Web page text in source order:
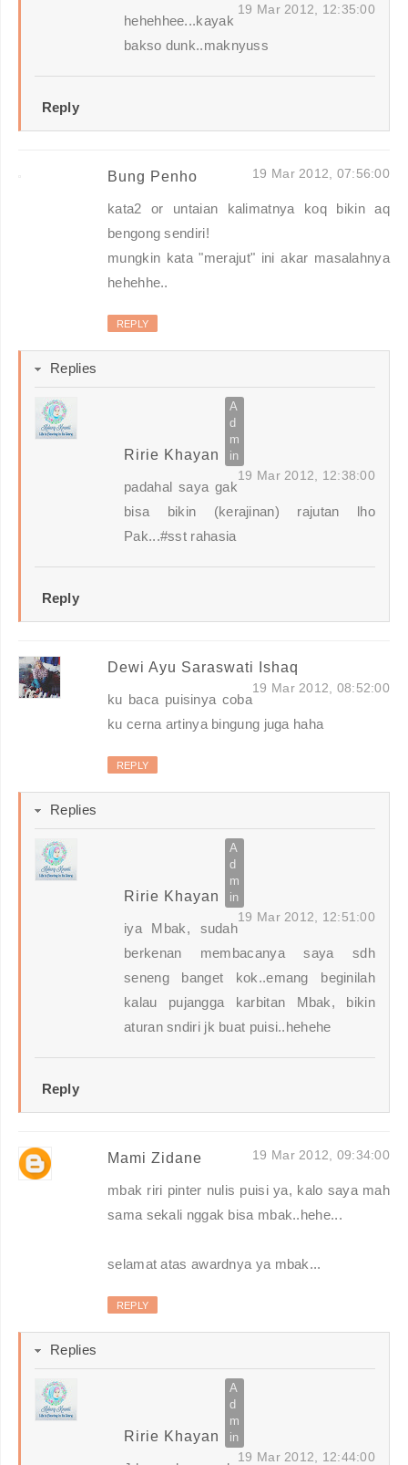
19 Mar 2012, 12:35:00
hehehhee...kayak
bakso dunk..maknyuss
Reply
Bung Penho 19 Mar 2012, 07:56:00
kata2 or untaian kalimatnya koq bikin aq
bengong sendiri!
mungkin kata "merajut" ini akar masalahnya
hehehhe..
REPLY
Replies
Ririe Khayan
19 Mar 2012, 12:38:00
padahal saya gak
bisa bikin (kerajinan) rajutan lho
Pak...#sst rahasia
Reply
Dewi Ayu Saraswati Ishaq
19 Mar 2012, 08:52:00
ku baca puisinya coba
ku cerna artinya bingung juga haha
REPLY
Replies
Ririe Khayan
19 Mar 2012, 12:51:00
iya Mbak, sudah
berkenan membacanya saya sdh
seneng banget kok..emang beginilah
kalau pujangga karbitan Mbak, bikin
aturan sndiri jk buat puisi..hehehe
Reply
Mami Zidane 19 Mar 2012, 09:34:00
mbak riri pinter nulis puisi ya, kalo saya mah
sama sekali nggak bisa mbak..hehe...
selamat atas awardnya ya mbak...
REPLY
Replies
Ririe Khayan
19 Mar 2012, 12:44:00